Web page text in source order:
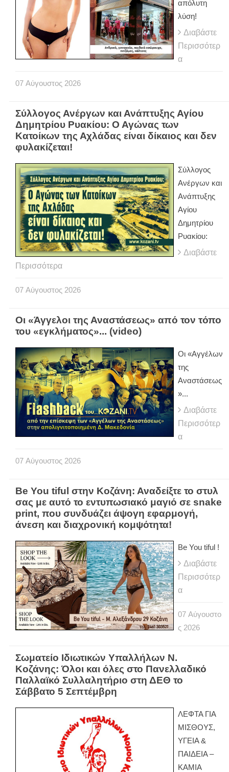
απόλυτη
λύση!
Διαβάστε
Περισσότερ
α
07 Αύγουστος 2026
Σύλλογος Ανέργων και Ανάπτυξης Αγίου
Δημητρίου Ρυακίου: Ο Αγώνας των
Κατοίκων της Αχλάδας είναι δίκαιος και δεν
φυλακίζεται!
Σύλλογος
Ανέργων και
Ανάπτυξης
Αγίου
Δημητρίου
Ρυακίου:
Διαβάστε
Περισσότερα
07 Αύγουστος 2026
Οι «Άγγελοι της Αναστάσεως» από τον τόπο
του «εγκλήματος»... (video)
Οι «Αγγέλων
της
Αναστάσεως
»...
Διαβάστε
Περισσότερ
α
07 Αύγουστος 2026
Be You tiful στην Κοζάνη: Αναδείξτε το στυλ
σας με αυτό το εντυπωσιακό μαγιό σε snake
print, που συνδυάζει άψογη εφαρμογή,
άνεση και διαχρονική κομψότητα!
Be You tiful !
Διαβάστε
Περισσότερ
α
07 Αύγουστο
ς 2026
Σωματείο Ιδιωτικών Υπαλλήλων Ν.
Κοζάνης: Όλοι και όλες στο Πανελλαδικό
Παλλαϊκό Συλλαλητήριο στη ΔΕΘ το
Σάββατο 5 Σεπτέμβρη
ΛΕΦΤΑ ΓΙΑ
ΜΙΣΘΟΥΣ,
ΥΓΕΙΑ &
ΠΑΙΔΕΙΑ –
ΚΑΜΙΑ